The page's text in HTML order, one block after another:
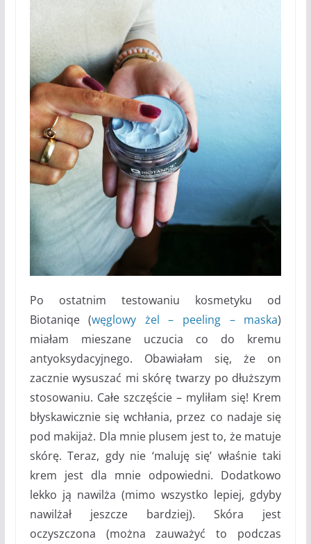
Po ostatnim testowaniu kosmetyku od
Biotaniqe (węglowy żel – peeling – maska)
miałam mieszane uczucia co do kremu
antyoksydacyjnego. Obawiałam się, że on
zacznie wysuszać mi skórę twarzy po dłuższym
stosowaniu. Całe szczęście – myliłam się! Krem
błyskawicznie się wchłania, przez co nadaje się
pod makijaż. Dla mnie plusem jest to, że matuje
skórę. Teraz, gdy nie ‘maluję się’ właśnie taki
krem jest dla mnie odpowiedni. Dodatkowo
lekko ją nawilża (mimo wszystko lepiej, gdyby
nawilżał jeszcze bardziej). Skóra jest
oczyszczona (można zauważyć to podczas